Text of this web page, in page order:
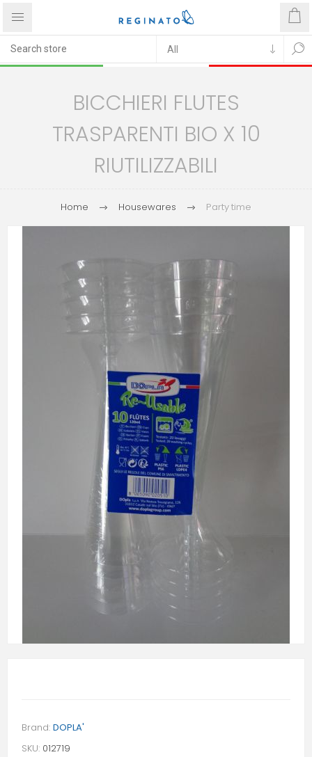
BICCHIERI FLUTES
TRASPARENTI BIO X 10
RIUTILIZZABILI
Home Housewares Party time
Brand: DOPLA'
SKU: 012719